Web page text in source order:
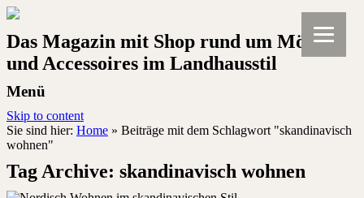
Das Magazin mit Shop rund um Möbel
und Accessoires im Landhausstil
Menü
Skip to content
Sie sind hier: Home » Beiträge mit dem Schlagwort "skandinavisch
wohnen"
Tag Archive: skandinavisch wohnen